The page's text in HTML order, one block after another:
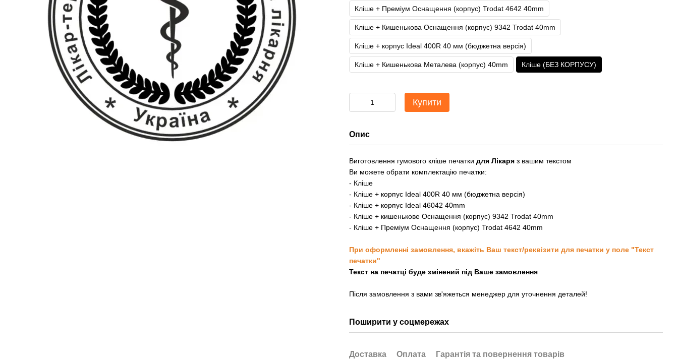
Кліше + Преміум Оснащення (корпус) Trodat 4642 40mm
Кліше + Кишенькова Оснащення (корпус) 9342 Trodat 40mm
Кліше + корпус Ideal 400R 40 мм (бюджетна версія)
Кліше + Кишенькова Металева (корпус) 40mm Кліше (БЕЗ КОРПУСУ)
Купити
Опис
Виготовлення гумового кліше печатки для Лікаря з вашим текстом
Ви можете обрати комплектацію печатки:
- Кліше
- Кліше + корпус Ideal 400R 40 мм (бюджетна версія)
- Кліше + корпус Ideal 46042 40mm
- Кліше + кишенькове Оснащення (корпус) 9342 Trodat 40mm
- Кліше + Преміум Оснащення (корпус) Trodat 4642 40mm
При оформленні замовлення, вкажіть Ваш текст/реквізити для печатки у поле "Текст
печатки"
Текст на печатці буде змінений під Ваше замовлення
Після замовлення з вами зв'яжеться менеджер для уточнення деталей!
Поширити у соцмережах
Доставка Оплата Гарантія та повернення товарів